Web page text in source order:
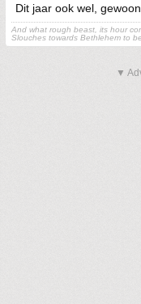
Dit jaar ook wel,
And what rough beast, its hour
Slouches towards Bethlehem to
▼